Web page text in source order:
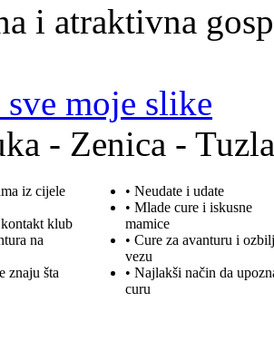
i atraktivna
moje slike
- Zenica -
iz cijele
klub
na
znaju šta
• Neudate i udate
• Mlade cure i iskusne
mamice
• Cure za avanturu i
vezu
• Najlakši način da
curu